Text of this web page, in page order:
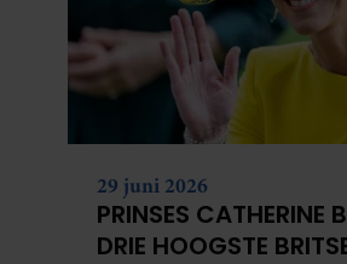
29 juni 2026
PRINSES CATHERINE
DRIE HOOGSTE